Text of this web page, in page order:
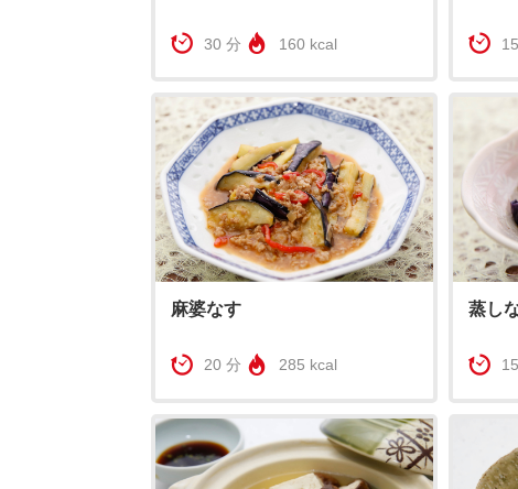
30 分 160 kcal
麻婆なす
20 分 285 kcal
蒸し